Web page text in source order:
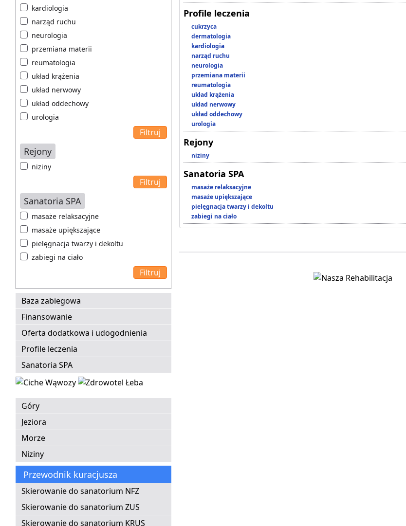
kardiologia
narząd ruchu
neurologia
przemiana materii
reumatologia
układ krążenia
układ nerwowy
układ oddechowy
urologia
Rejony
niziny
Sanatoria SPA
masaże relaksacyjne
masaże upiększające
pielęgnacja twarzy i dekoltu
zabiegi na ciało
Baza zabiegowa
Finansowanie
Oferta dodatkowa i udogodnienia
Profile leczenia
Sanatoria SPA
Góry
Jeziora
Morze
Niziny
Przewodnik kuracjusza
Skierowanie do sanatorium NFZ
Skierowanie do sanatorium ZUS
Skierowanie do sanatorium KRUS
Profile leczenia
cukrzyca
dermatologia
kardiologia
narząd ruchu
neurologia
przemiana materii
reumatologia
układ krążenia
układ nerwowy
układ oddechowy
urologia
Rejony
niziny
Sanatoria SPA
masaże relaksacyjne
masaże upiększające
pielęgnacja twarzy i dekoltu
zabiegi na ciało